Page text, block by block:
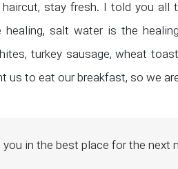
stay fresh. I told you all
salt water is the
turkey sausage, wheat
us to eat our breakfast, so we
in the best place for the next